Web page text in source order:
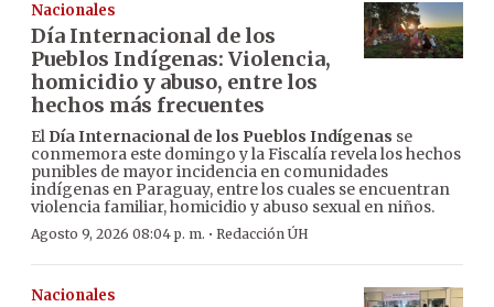
Nacionales
Día Internacional de los
Pueblos Indígenas: Violencia,
homicidio y abuso, entre los
hechos más frecuentes
El Día Internacional de los Pueblos Indígenas se
conmemora este domingo y la Fiscalía revela los hechos
punibles de mayor incidencia en comunidades
indígenas en Paraguay, entre los cuales se encuentran
violencia familiar, homicidio y abuso sexual en niños.
Agosto 9, 2026 08:04 p. m. · Redacción ÚH
Nacionales